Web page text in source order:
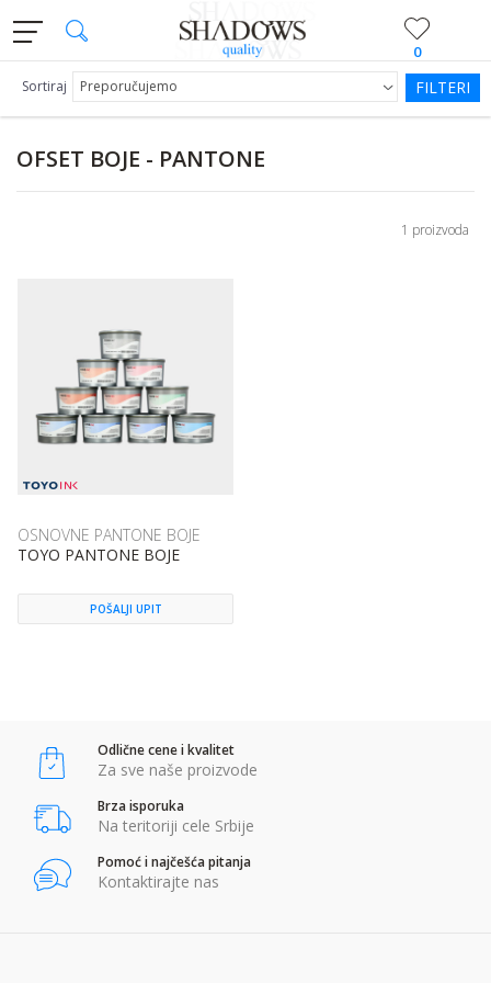
0
OFSET BOJE - PANTONE
Sortiraj FILTERI
1 proizvoda
OSNOVNE PANTONE BOJE
TOYO PANTONE BOJE
POŠALJI UPIT
Odlične cene i kvalitet
Za sve naše proizvode
Brza isporuka
Na teritoriji cele Srbije
Pomoć i najčešća pitanja
Kontaktirajte nas